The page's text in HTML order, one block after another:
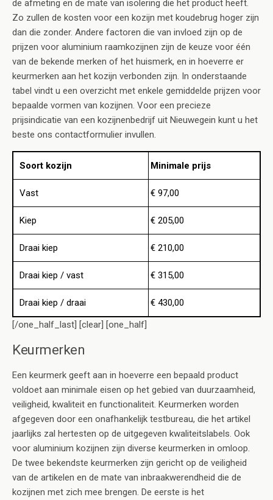
de afmeting en de mate van isolering die het product heeft.
Zo zullen de kosten voor een kozijn met koudebrug hoger zijn
dan die zonder. Andere factoren die van invloed zijn op de
prijzen voor aluminium raamkozijnen zijn de keuze voor één
van de bekende merken of het huismerk, en in hoeverre er
keurmerken aan het kozijn verbonden zijn. In onderstaande
tabel vindt u een overzicht met enkele gemiddelde prijzen voor
bepaalde vormen van kozijnen. Voor een precieze
prijsindicatie van een kozijnenbedrijf uit Nieuwegein kunt u het
beste ons contactformulier invullen.
Soort kozijn Minimale prijs
Vast € 97,00
Kiep € 205,00
Draai kiep € 210,00
Draai kiep / vast € 315,00
Draai kiep / draai
€ 430,00
[/one_half_last] [clear] [one_half]
Keurmerken
Een keurmerk geeft aan in hoeverre een bepaald product
voldoet aan minimale eisen op het gebied van duurzaamheid,
veiligheid, kwaliteit en functionaliteit. Keurmerken worden
afgegeven door een onafhankelijk testbureau, die het artikel
jaarlijks zal hertesten op de uitgegeven kwaliteitslabels. Ook
voor aluminium kozijnen zijn diverse keurmerken in omloop.
De twee bekendste keurmerken zijn gericht op de veiligheid
van de artikelen en de mate van inbraakwerendheid die de
kozijnen met zich mee brengen. De eerste is het